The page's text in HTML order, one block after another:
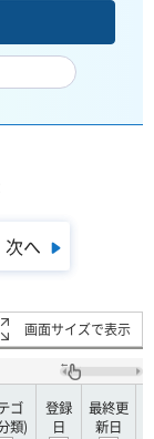
次へ
画面サイズで表示
ゴ
類)
登録
日
最終更
新日